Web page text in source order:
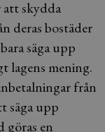
skydda
deras bostäder
säga upp
lagens mening.
från
säga upp
göras en